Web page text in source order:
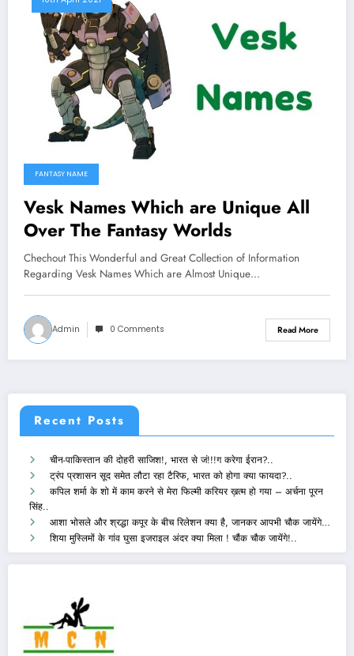
FANTASY NAME
Vesk Names Which are Unique All
Over The Fantasy Worlds
Chechout This Wonderful and Great Collection of Information
Regarding Vesk Names Which are Almost Unique…
Admin 0 Comments Read More
Recent Posts
चीन-पाकिस्तान की दोहरी साजिश!, भारत से जं!!!ग करेगा ईरान?..
ट्रंप प्रशासन सूद समेत लौटा रहा टैरिफ, भारत को होगा क्या फायदा?..
कपिल शर्मा के शो में काम करने से मेरा फिल्मी करियर ख़त्म हो गया – अर्चना पूरन
सिंह..
आशा भोसले और श्रद्धा कपूर के बीच रिलेशन क्या है, जानकर आपभी चौक जायेंगे…
शिया मुस्लिमों के गांव घुसा इजराइल अंदर क्या मिला ! चौंक चौक जायेंगे!..